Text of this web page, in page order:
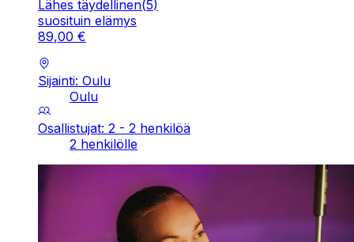
Lähes täydellinen(5)
suosituin elämys
89,00 €
Sijainti: Oulu
Oulu
Osallistujat: 2 - 2 henkilöä
2 henkilölle